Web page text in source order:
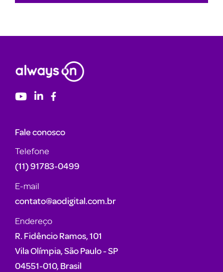
Fale conosco
Telefone
(11) 91783-0499
E-mail
contato@aodigital.com.br
Endereço
R. Fidêncio Ramos, 101
Vila Olímpia, São Paulo - SP
04551-010, Brasil